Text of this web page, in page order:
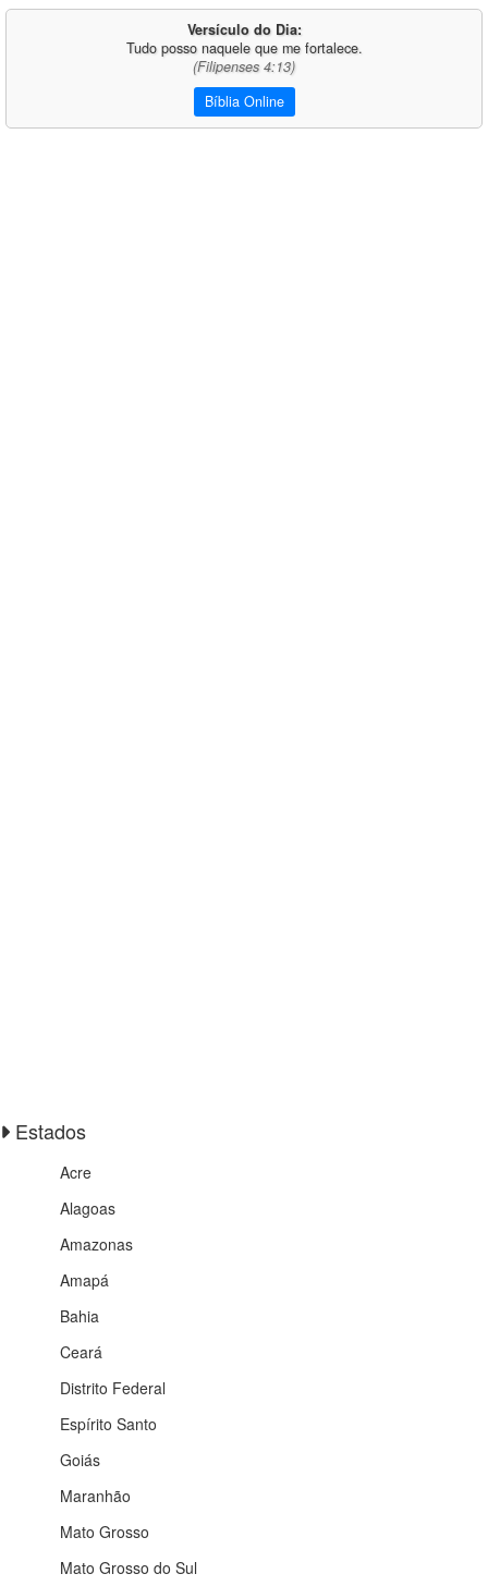
Versículo do Dia:
Tudo posso naquele que me fortalece.
(Filipenses 4:13)
Bíblia Online
Estados
Acre
Alagoas
Amazonas
Amapá
Bahia
Ceará
Distrito Federal
Espírito Santo
Goiás
Maranhão
Mato Grosso
Mato Grosso do Sul